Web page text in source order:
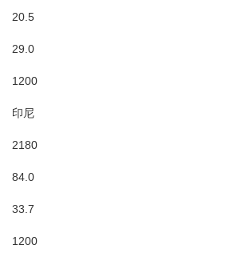
20.5
29.0
1200
印尼
2180
84.0
33.7
1200